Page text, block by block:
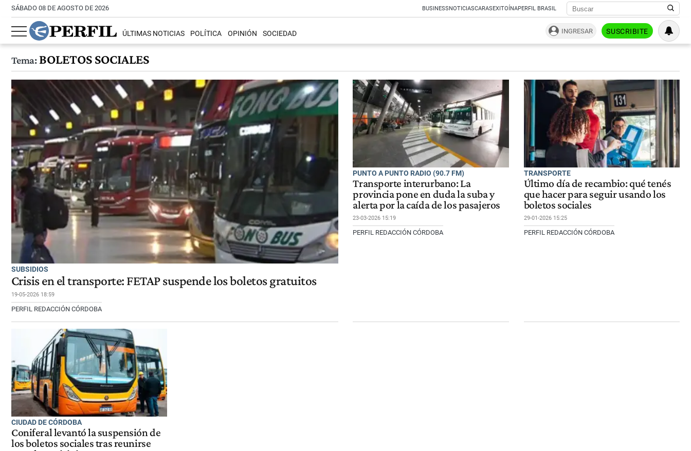
SÁBADO 08 DE AGOSTO DE 2026 BUSINESSNOTICIASCARASEXITOÍNAPERFIL BRASIL
ÚLTIMAS NOTICIAS POLÍTICA OPINIÓN SOCIEDAD INGRESAR SUSCRIBITE
Tema:BOLETOS SOCIALES
SUBSIDIOS
Crisis en el transporte: FETAP suspende los boletos gratuitos
19-05-2026 18:59
PERFIL REDACCIÓN CÓRDOBA
PUNTO A PUNTO RADIO (90.7 FM)
Transporte interurbano: La
provincia pone en duda la suba y
alerta por la caída de los pasajeros
23-03-2026 15:19
PERFIL REDACCIÓN CÓRDOBA
TRANSPORTE
Último día de recambio: qué tenés
que hacer para seguir usando los
boletos sociales
29-01-2026 15:25
PERFIL REDACCIÓN CÓRDOBA
CIUDAD DE CÓRDOBA
Coniferal levantó la suspensión de
los boletos sociales tras reunirse